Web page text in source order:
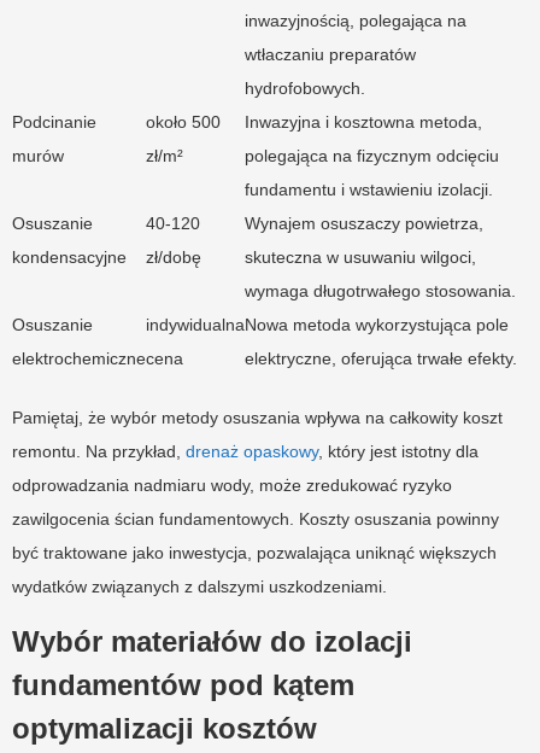
inwazyjnością, polegająca na
wtłaczaniu preparatów
hydrofobowych.
Podcinanie
murów
około 500
zł/m²
Inwazyjna i kosztowna metoda,
polegająca na fizycznym odcięciu
fundamentu i wstawieniu izolacji.
Osuszanie
kondensacyjne
40-120
zł/dobę
Wynajem osuszaczy powietrza,
skuteczna w usuwaniu wilgoci,
wymaga długotrwałego stosowania.
Osuszanie
elektrochemiczne
indywidualna
cena
Nowa metoda wykorzystująca pole
elektryczne, oferująca trwałe efekty.
Pamiętaj, że wybór metody osuszania wpływa na całkowity koszt
remontu. Na przykład, drenaż opaskowy, który jest istotny dla
odprowadzania nadmiaru wody, może zredukować ryzyko
zawilgocenia ścian fundamentowych. Koszty osuszania powinny
być traktowane jako inwestycja, pozwalająca uniknąć większych
wydatków związanych z dalszymi uszkodzeniami.
Wybór materiałów do izolacji
fundamentów pod kątem
optymalizacji kosztów